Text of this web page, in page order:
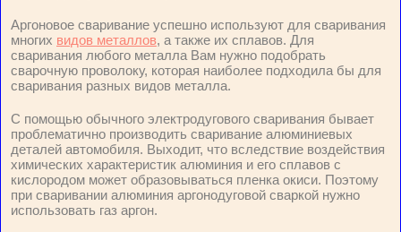
Аргоновое сваривание успешно используют для сваривания
многих видов металлов, а также их сплавов. Для
сваривания любого металла Вам нужно подобрать
сварочную проволоку, которая наиболее подходила бы для
сваривания разных видов металла.
С помощью обычного электродугового сваривания бывает
проблематично производить сваривание алюминиевых
деталей автомобиля. Выходит, что вследствие воздействия
химических характеристик алюминия и его сплавов с
кислородом может образовываться пленка окиси. Поэтому
при сваривании алюминия аргонодуговой сваркой нужно
использовать газ аргон.